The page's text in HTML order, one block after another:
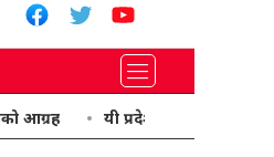
यी प्रदेशमा भारी वर्षा हुने पूर्वानुमान